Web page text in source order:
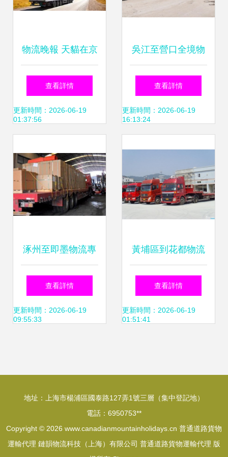
物流晚報 天貓在京
開設快遞員補給站
點，普通道路貨物
查看詳情
更新時間：2026-06-19
01:37:56
吳江至營口全境物
流運輸代理服務
——2022安全送達
查看詳情
更新時間：2026-06-19
16:13:24
涿州至即墨物流專
線 全境送達，暖心
服務，2022年報價
查看詳情
更新時間：2026-06-19
09:55:33
黃埔區到花都物流
專線 2021年一站
式普通貨物運輸代
查看詳情
更新時間：2026-06-19
01:51:41
地址：上海市楊浦區國泰路127弄1號三層（集中登記地）
電話：6950753**
Copyright © 2026 www.canadianmountainholidays.cn 普通道路貨物
運輸代理 鏈韻物流科技（上海）有限公司 普通道路貨物運輸代理 版